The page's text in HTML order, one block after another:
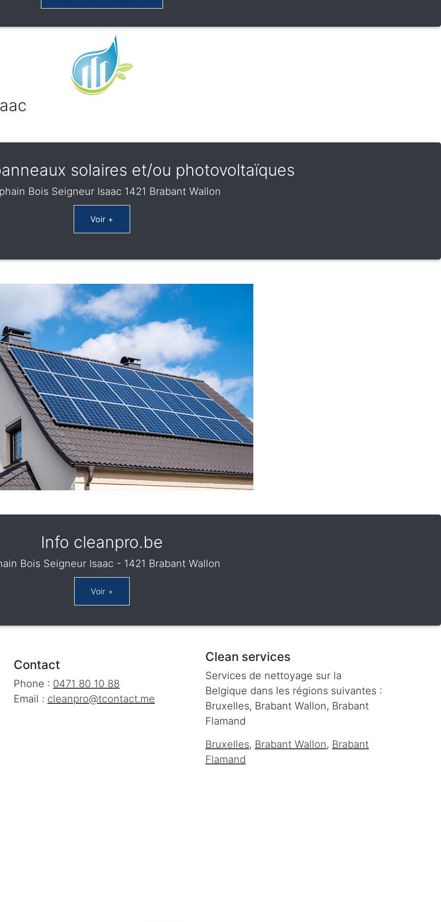
solaires et/ou photovoltaïques
Bois Seigneur Isaac 1421 Brabant Wallon
Voir +
Info cleanpro.be
Bois Seigneur Isaac - 1421 Brabant Wallon
Contact
Phone : 0471 80 10 88
Email : cleanpro@tcontact.me
Clean services
Services de nettoyage sur la
Belgique dans les régions suivantes :
Bruxelles, Brabant Wallon, Brabant
Flamand
Bruxelles, Brabant Wallon, Brabant
Flamand